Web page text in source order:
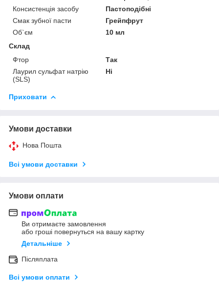
Консистенція засобу
Пастоподібні
Смак зубної пасти
Грейпфрут
Об`єм
10 мл
Склад
Фтор
Так
Лаурил сульфат натрію
(SLS)
Ні
Приховати
Умови доставки
Нова Пошта
Всі умови доставки
Умови оплати
Ви отримаєте замовлення
або гроші повернуться на вашу картку
Детальніше
Післяплата
Всі умови оплати